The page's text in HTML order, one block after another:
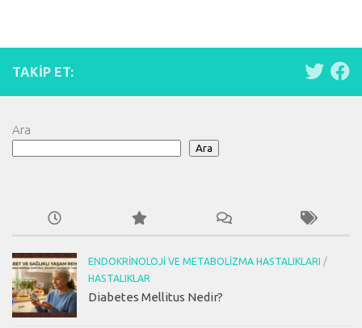
TAKIP ET:
Ara
Ara
ENDOKRINOLOJI VE METABOLIZMA HASTALIKLARI
/
HASTALIKLAR
Diabetes Mellitus Nedir?